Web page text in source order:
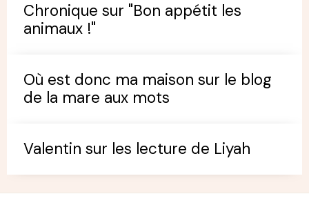
Chronique sur "Bon appétit les
animaux !"
Où est donc ma maison sur le blog
de la mare aux mots
Valentin sur les lecture de Liyah